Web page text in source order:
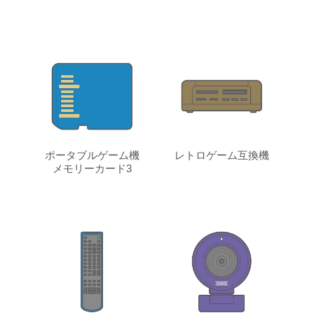
ポータブルゲーム機
メモリーカード3
レトロゲーム互換機